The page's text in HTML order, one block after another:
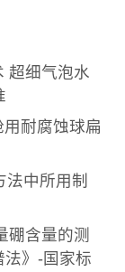
超细气泡水
耐腐蚀球扁
中所用制
硼含量的测
法》-国家标